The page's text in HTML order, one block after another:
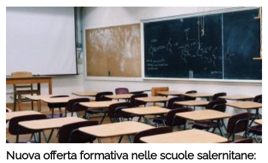
Nuova offerta formativa nelle scuole salernitane: